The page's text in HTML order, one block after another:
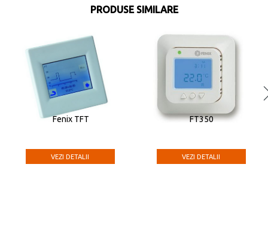
PRODUSE SIMILARE
Fenix TFT
VEZI DETALII
FT350
VEZI DETALII